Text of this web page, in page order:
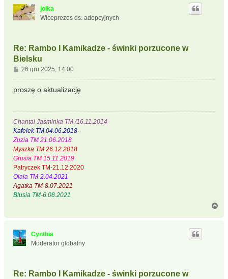
jolka
Wiceprezes ds. adopcyjnych
Re: Rambo I Kamikadze - świnki porzucone w
Bielsku
P
o
s
26 gru 2025, 14:00
proszę o aktualizację
Chantal Jaśminka TM /16.11.2014
Kafelek TM 04.06.2018-
Zuzia TM 21.06.2018
Myszka TM 26.12.2018
Grusia TM 15.11.2019
Patryczek TM-21.12.2020
Olala TM-2.04.2021
Agatka TM-8.07.2021
Blusia TM-6.08.2021
Cynthia
Moderator globalny
Re: Rambo I Kamikadze - świnki porzucone w